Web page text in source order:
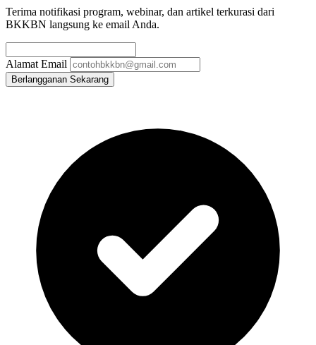
Terima notifikasi program, webinar, dan artikel terkurasi dari
BKKBN langsung ke email Anda.
Alamat Email
Berlangganan Sekarang